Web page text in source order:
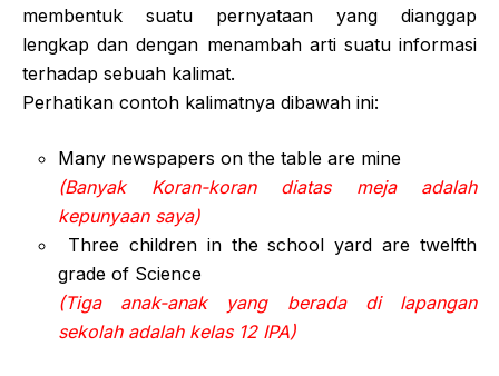
membentuk suatu pernyataan yang dianggap
lengkap dan dengan menambah arti suatu informasi
terhadap sebuah kalimat.
Perhatikan contoh kalimatnya dibawah ini:
Many newspapers on the table are mine
(Banyak Koran-koran diatas meja adalah
kepunyaan saya)
Three children in the school yard are twelfth
grade of Science
(Tiga anak-anak yang berada di lapangan
sekolah adalah kelas 12 IPA)